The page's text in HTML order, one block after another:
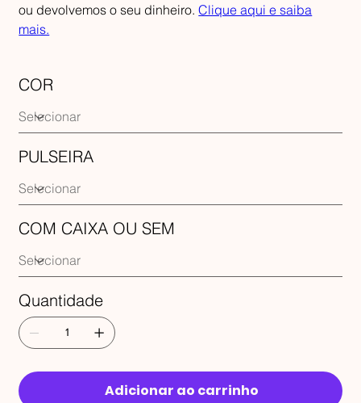
ou devolvemos o seu dinheiro.Clique aqui e saiba
mais.
COR
PULSEIRA
COM CAIXA OU SEM
Quantidade
Adicionar ao carrinho